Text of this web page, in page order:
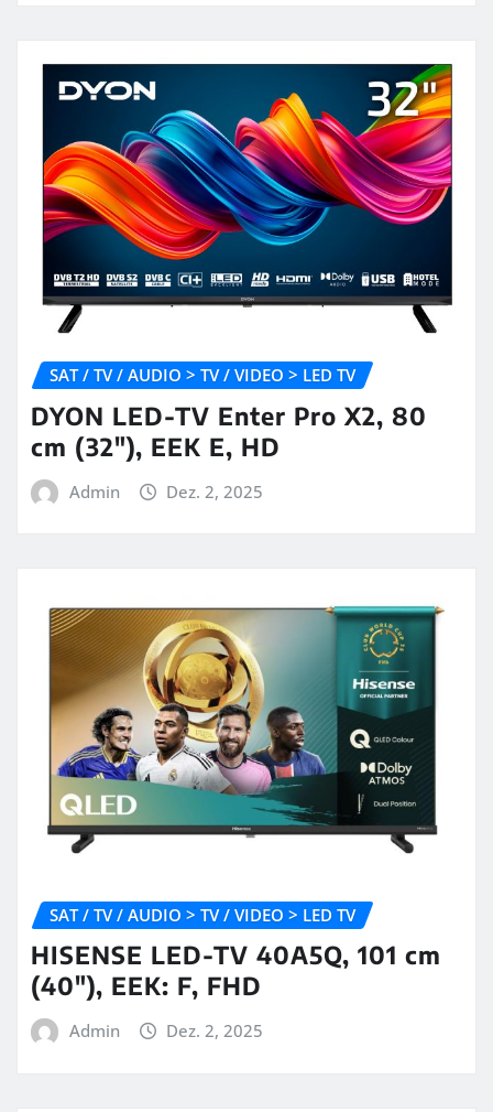
SAT / TV / AUDIO > TV / VIDEO > LED TV
DYON LED-TV Enter Pro X2, 80
cm (32″), EEK E, HD
Admin Dez. 2, 2025
SAT / TV / AUDIO > TV / VIDEO > LED TV
HISENSE LED-TV 40A5Q, 101 cm
(40″), EEK: F, FHD
Admin Dez. 2, 2025